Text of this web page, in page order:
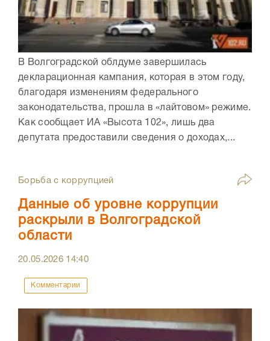
В Волгоградской облдуме завершилась
декларационная кампания, которая в этом году,
благодаря изменениям федерального
законодательства, прошла в «лайтовом» режиме.
Как сообщает ИА «Высота 102», лишь два
депутата предоставили сведения о доходах,...
Борьба с коррупцией
Данные об уровне коррупции
раскрыли в Волгоградской
области
20.05.2026 14:40
Комментарии